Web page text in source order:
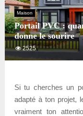
Maison
Portail PVC :
donne le sourire
2525
Si tu cherches un
adapté à ton projet,
vraiment ton